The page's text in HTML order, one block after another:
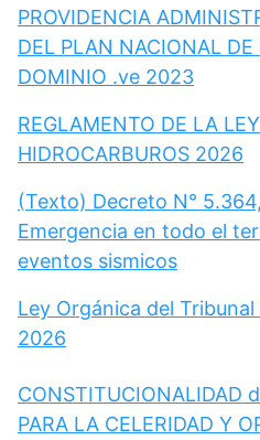
PROVIDENCIA
DEL PLAN NACIONAL DE
DOMINIO .ve 2023
REGLAMENTO DE LA
HIDROCARBUROS 2026
(Texto) Decreto N°
Emergencia en todo el
eventos sismicos
Ley Orgánica del
2026
CONSTITUCIONALIDAD
PARA LA CELERIDAD Y